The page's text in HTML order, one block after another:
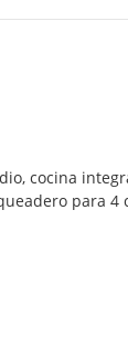
cocina
para 4